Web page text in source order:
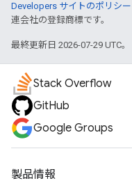
Developers サイトのポリシー
連会社の登録商標です。
最終更新日 2026-07-29 UTC。
Stack Overflow
GitHub
Google Groups
製品情報